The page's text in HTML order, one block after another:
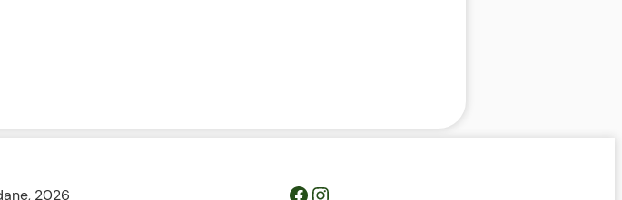
2026 https://www.facebook.com/profile.php?id=100093685364119&__cft__[0]=AZWovLDTUsZGvQikhreHbQlM2wwUJXYZcMIQqUCyjo4QRRB9L4ThlW7gKbCbGuz9_6H_Y_jmfsuYI_nC2pEyGg8Z46ODdeAqO0_3dJH3dIcJTw&__tn__=-UC%2CP-R Instagram